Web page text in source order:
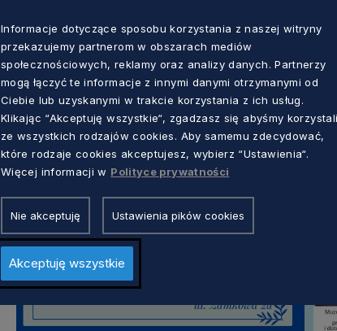
Informacje dotyczące sposobu korzystania z naszej witryny
przekazujemy partnerom w obszarach mediów
społecznościowych, reklamy oraz analizy danych. Partnerzy
mogą łączyć te informacje z innymi danymi otrzymanymi od
Ciebie lub uzyskanymi w trakcie korzystania z ich usług.
Klikając “Akceptuję wszystkie“, zgadzasz się abyśmy
ze wszystkich rodzajów cookies. Aby samemu zdecydować,
które rodzaje cookies akceptujesz, wybierz “Ustawienia“.
Więcej informacji w Polityce prywatności
Nie akceptuję Ustawienia pików cookies
Akceptuję wszystkie